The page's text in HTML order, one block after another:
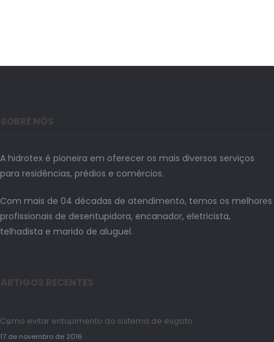
A hidrotex é pioneira em oferecer os mais diversos serviços
para residências, prédios e comércios.
Com mais de 04 décadas de atendimento, temos os melhores
profissionais de desentupidora, encanador, eletricista,
telhadista e marido de aluguel.
Como evitar entupimento do sistema de esgoto
17 de novembro de 2016